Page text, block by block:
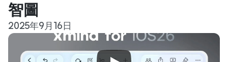
智圖
2025年9月16日